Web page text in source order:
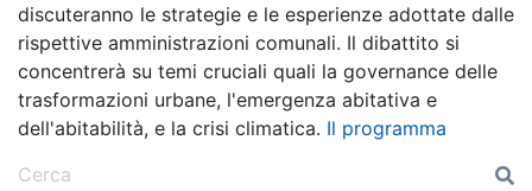
discuteranno le strategie e le esperienze adottate dalle
rispettive amministrazioni comunali. Il dibattito si
concentrerà su temi cruciali quali la governance delle
trasformazioni urbane, l'emergenza abitativa e
dell'abitabilità, e la crisi climatica. Il programma